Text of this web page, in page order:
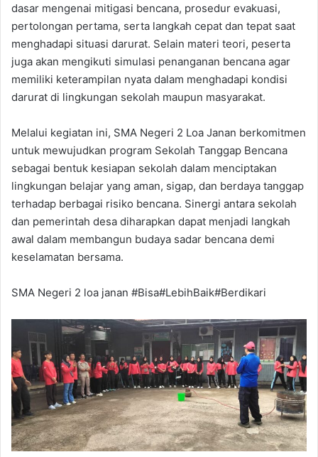
dasar mengenai mitigasi bencana, prosedur evakuasi,
pertolongan pertama, serta langkah cepat dan tepat saat
menghadapi situasi darurat. Selain materi teori, peserta
juga akan mengikuti simulasi penanganan bencana agar
memiliki keterampilan nyata dalam menghadapi kondisi
darurat di lingkungan sekolah maupun masyarakat.
Melalui kegiatan ini, SMA Negeri 2 Loa Janan berkomitmen
untuk mewujudkan program Sekolah Tanggap Bencana
sebagai bentuk kesiapan sekolah dalam menciptakan
lingkungan belajar yang aman, sigap, dan berdaya tanggap
terhadap berbagai risiko bencana. Sinergi antara sekolah
dan pemerintah desa diharapkan dapat menjadi langkah
awal dalam membangun budaya sadar bencana demi
keselamatan bersama.
SMA Negeri 2 loa janan #Bisa#LebihBaik#Berdikari